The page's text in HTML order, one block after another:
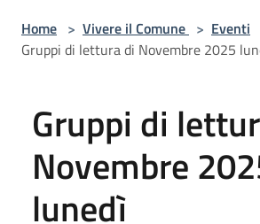
Home > Vivere il Comune > Eventi
Gruppi di lettura di Novembre 2025
Gruppi di
Novembre
lunedì